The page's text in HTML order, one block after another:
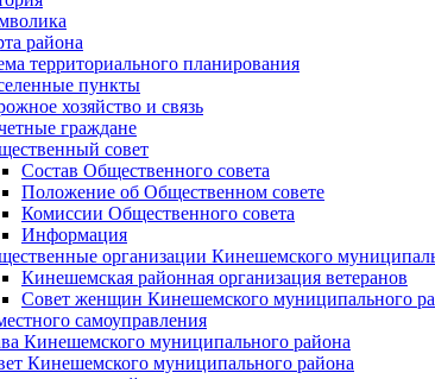
района
территориального планирования
пункты
хозяйство и связь
граждане
совет
Состав Общественного совета
Положение об Общественном совете
Комиссии Общественного совета
Информация
организации Кинешемского
Кинешемская районная организация ветеранов
Совет женщин Кинешемского муниципального
самоуправления
Кинешемского муниципального района
Кинешемского муниципального района